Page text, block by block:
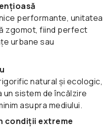
performante, unitatea
zgomot, fiind perfect
urbane sau
natural și ecologic,
un sistem de încălzire
asupra mediului.
condiții extreme